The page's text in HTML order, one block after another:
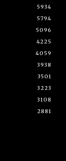
5934
5794
5096
4225
4059
3938
3501
3223
3108
2881